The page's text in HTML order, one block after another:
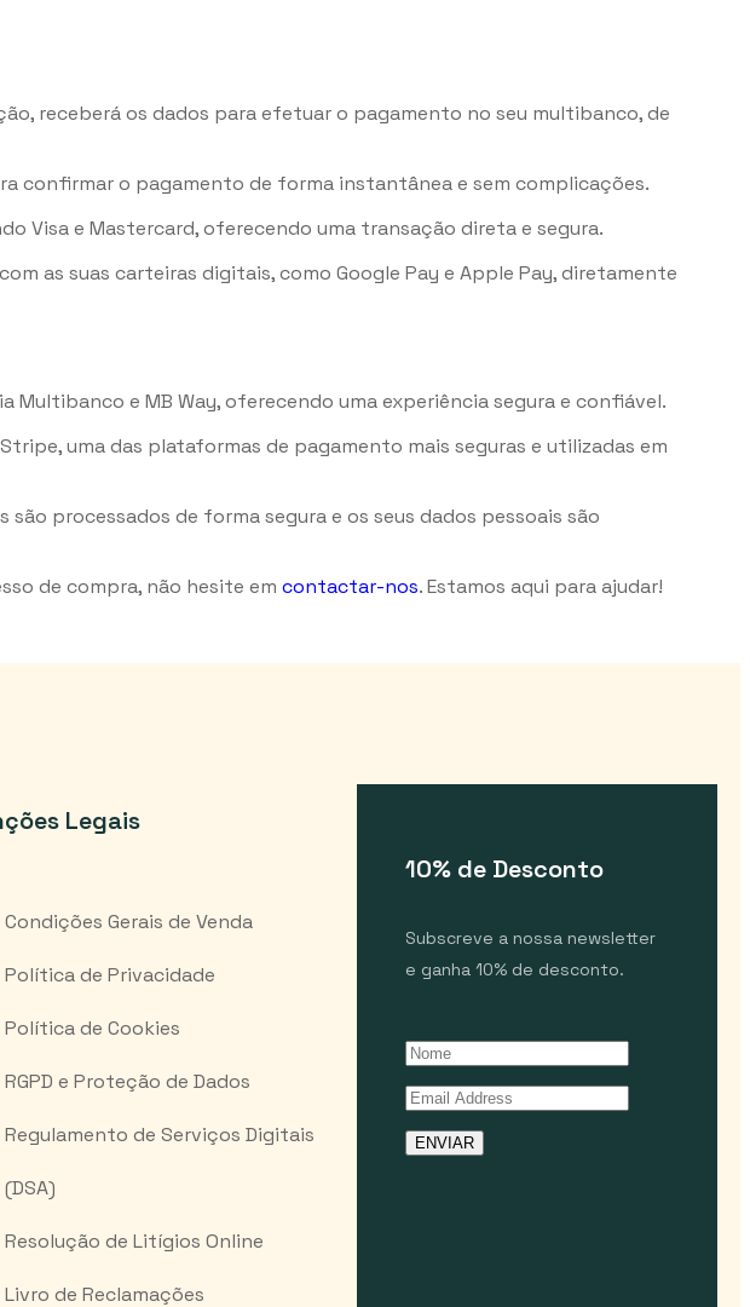
receberá os dados para efetuar o pagamento no seu multibanco, de
confirmar o pagamento de forma instantânea e sem complicações.
Visa e Mastercard, oferecendo uma transação direta e segura.
as suas carteiras digitais, como Google Pay e Apple Pay, diretamente
e MB Way, oferecendo uma experiência segura e confiável.
uma das plataformas de pagamento mais seguras e utilizadas em
processados de forma segura e os seus dados pessoais são
de compra, não hesite em contactar-nos. Estamos aqui para ajudar!
Legais
Condições Gerais de Venda
Política de Privacidade
Política de Cookies
RGPD e Proteção de Dados
Regulamento de Serviços Digitais
(DSA)
Resolução de Litígios Online
Livro de Reclamações
10% de Desconto
Subscreve a nossa newsletter
e ganha 10% de desconto.
ENVIAR